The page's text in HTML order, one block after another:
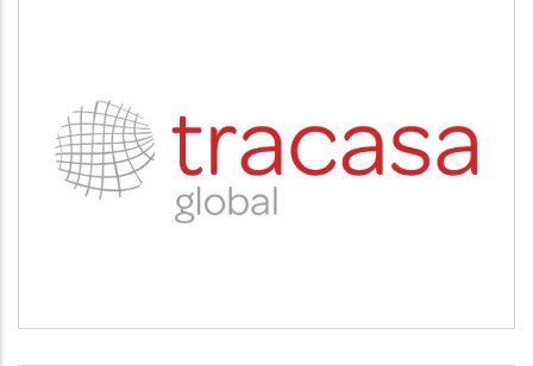
TRACASA
Servicios tecnológicos y modernización